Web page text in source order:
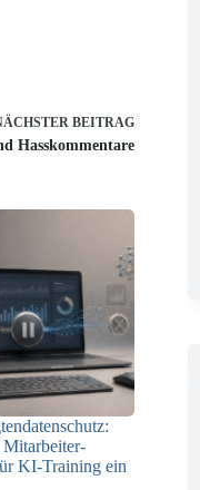
BEITRAG
Hasskommentare
Mitarbeiter-
KI-Training ein